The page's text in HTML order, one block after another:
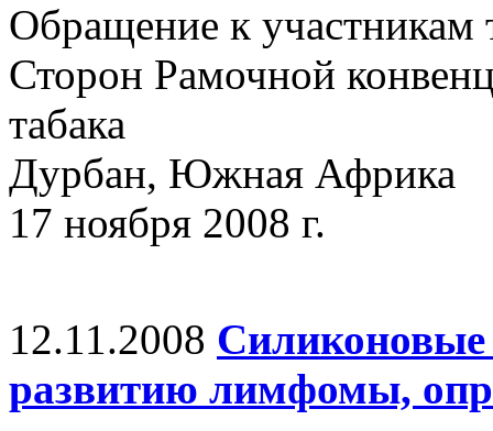
Обращение к участникам
Сторон Рамочной
табака
Дурбан, Южная Африка
17 ноября 2008 г.
12.11.2008
развитию лимфомы,